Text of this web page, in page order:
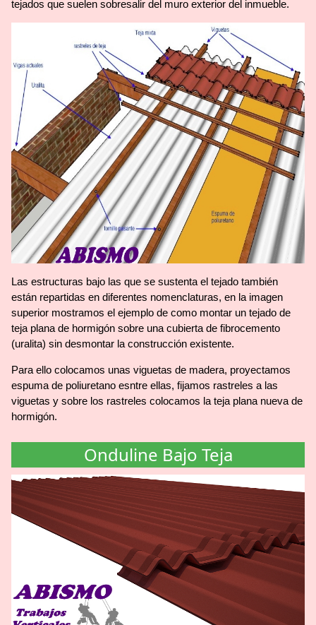
tejados que suelen sobresalir del muro exterior del inmueble.
Las estructuras bajo las que se sustenta el tejado también
están repartidas en diferentes nomenclaturas, en la imagen
superior mostramos el ejemplo de como montar un tejado de
teja plana de hormigón sobre una cubierta de fibrocemento
(uralita) sin desmontar la construcción existente.
Para ello colocamos unas viguetas de madera, proyectamos
espuma de poliuretano esntre ellas, fijamos rastreles a las
viguetas y sobre los rastreles colocamos la teja plana nueva de
hormigón.
Onduline Bajo Teja